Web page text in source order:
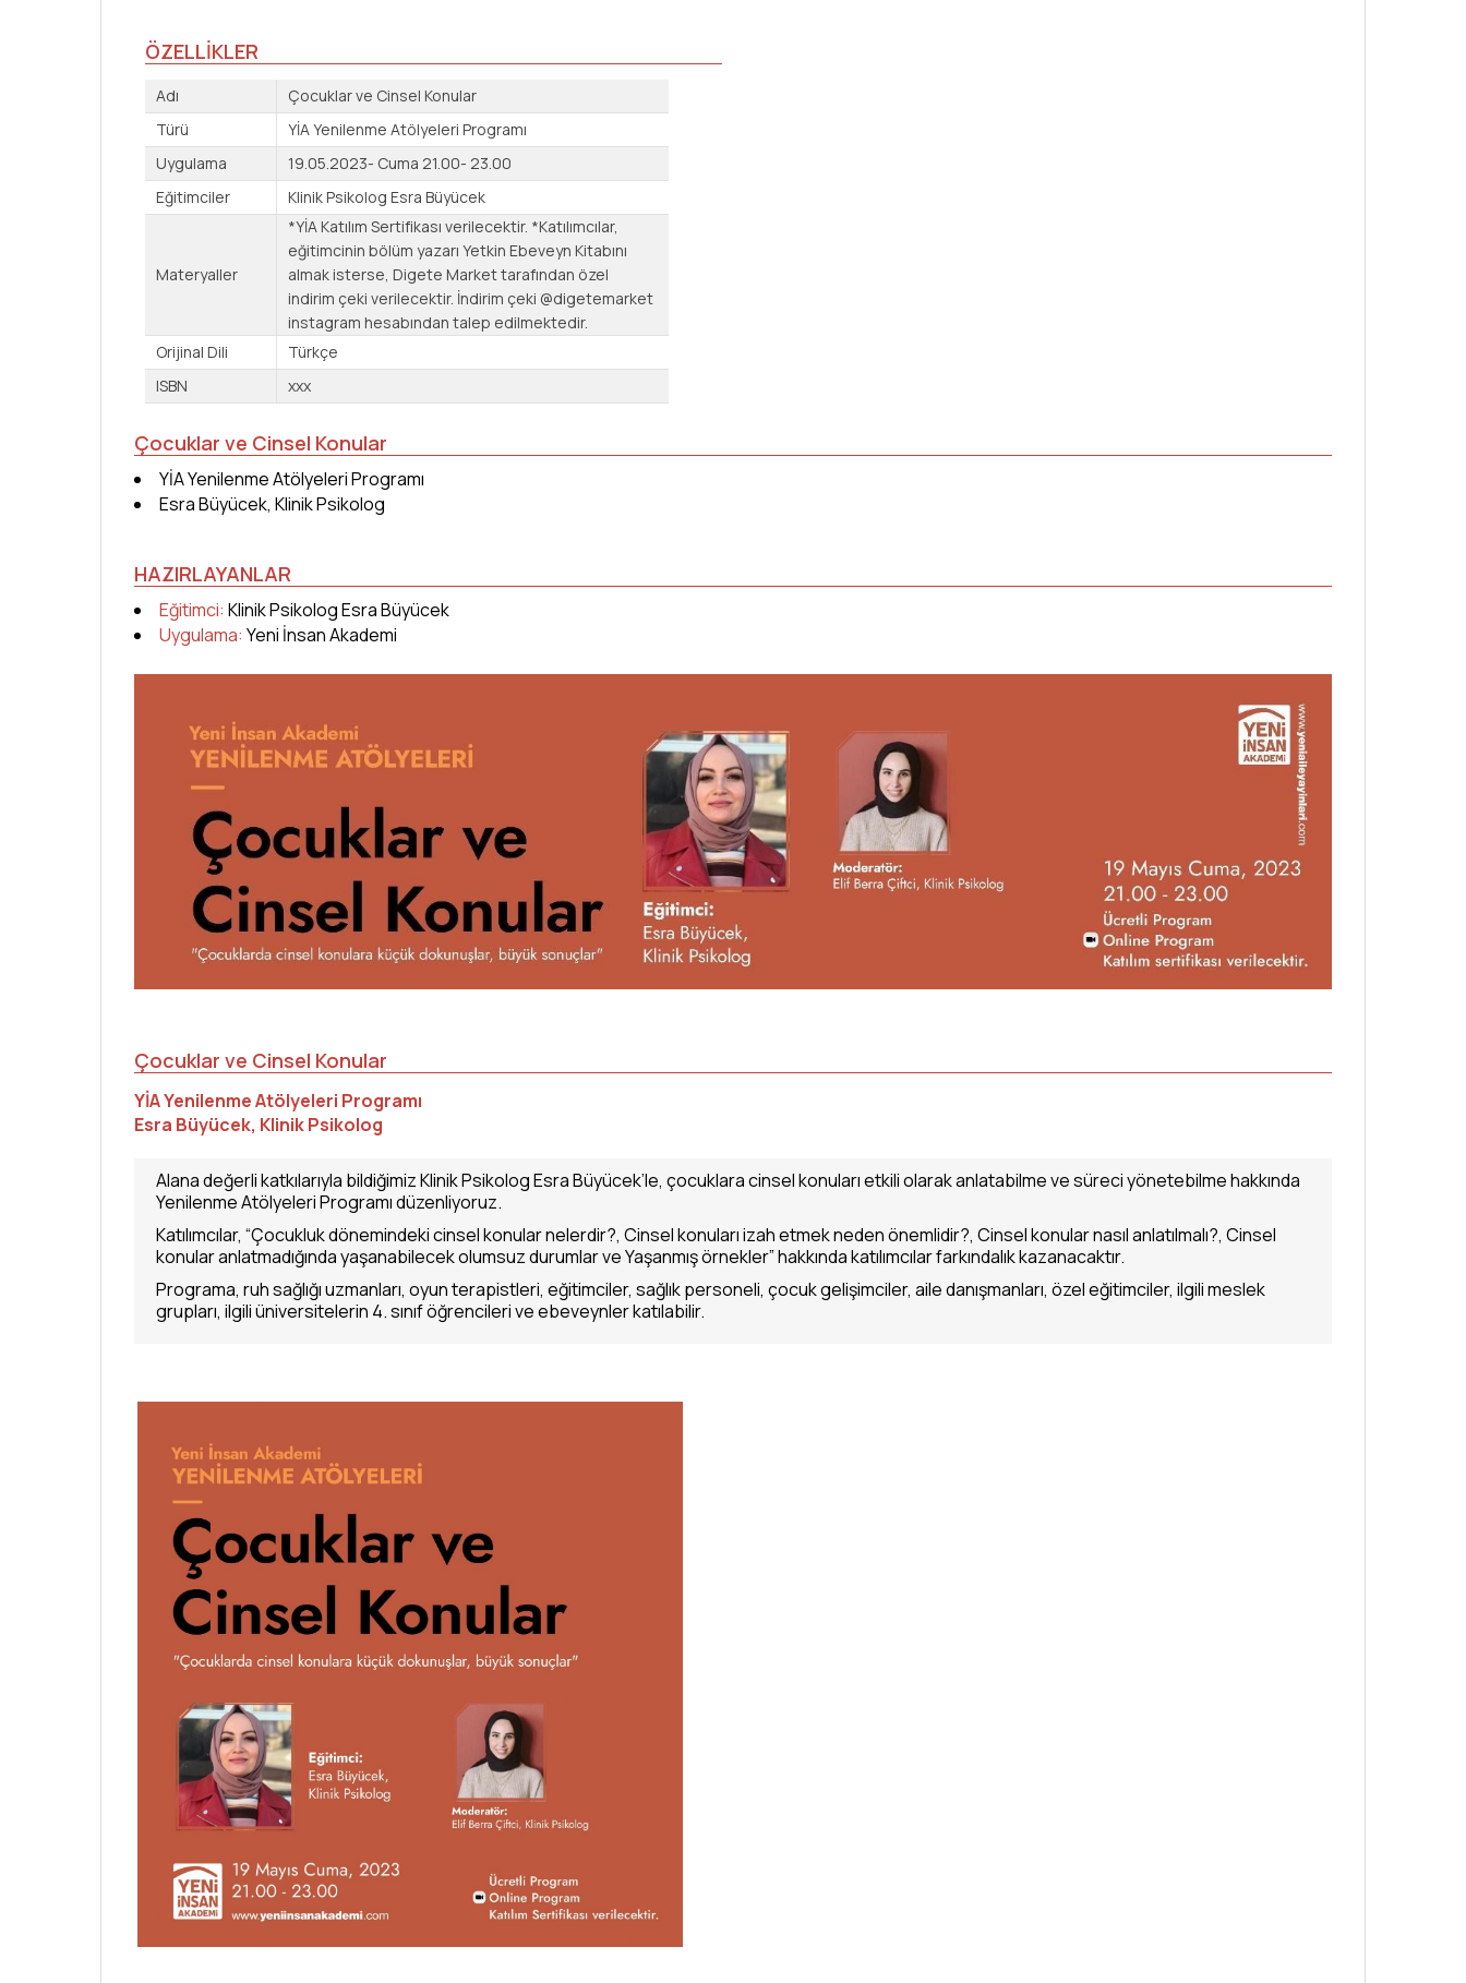
ÖZELLİKLER
Adı
Çocuklar ve Cinsel Konular
Türü
YİA Yenilenme Atölyeleri Programı
Uygulama
19.05.2023- Cuma 21.00- 23.00
Eğitimciler
Klinik Psikolog Esra Büyücek
Materyaller
*YİA Katılım Sertifikası verilecektir. *Katılımcılar,
eğitimcinin bölüm yazarı Yetkin Ebeveyn Kitabını
almak isterse, Digete Market tarafından özel
indirim çeki verilecektir. İndirim çeki @digetemarket
instagram hesabından talep edilmektedir.
Orijinal Dili
Türkçe
ISBN
xxx
Çocuklar ve Cinsel Konular
YİA Yenilenme Atölyeleri Programı
Esra Büyücek, Klinik Psikolog
HAZIRLAYANLAR
Eğitimci: Klinik Psikolog Esra Büyücek
Uygulama: Yeni İnsan Akademi
Çocuklar ve Cinsel Konular
YİA Yenilenme Atölyeleri Programı
Esra Büyücek, Klinik Psikolog
Alana değerli katkılarıyla bildiğimiz Klinik Psikolog Esra Büyücek’le, çocuklara cinsel konuları etkili olarak anlatabilme ve süreci yönetebilme hakkında
Yenilenme Atölyeleri Programı düzenliyoruz.
Katılımcılar, “Çocukluk dönemindeki cinsel konular nelerdir?, Cinsel konuları izah etmek neden önemlidir?, Cinsel konular nasıl anlatılmalı?, Cinsel
konular anlatmadığında yaşanabilecek olumsuz durumlar ve Yaşanmış örnekler” hakkında katılımcılar farkındalık kazanacaktır.
Programa, ruh sağlığı uzmanları, oyun terapistleri, eğitimciler, sağlık personeli, çocuk gelişimciler, aile danışmanları, özel eğitimciler, ilgili meslek
grupları, ilgili üniversitelerin 4. sınıf öğrencileri ve ebeveynler katılabilir.